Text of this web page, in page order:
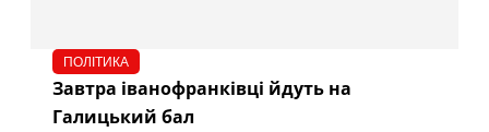
ПОЛІТИКА
Завтра іванофранківці йдуть на
Галицький бал